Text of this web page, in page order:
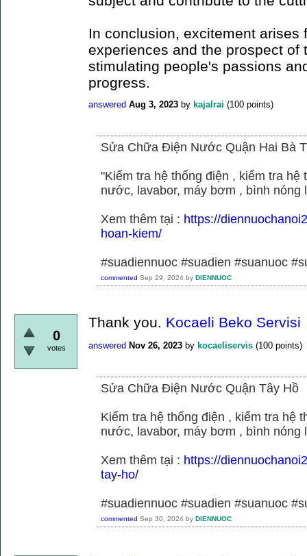
In conclusion, excitement arises
experiences and the prospect of
stimulating people's passions
progress.
answered Aug 3, 2023 by kajalrai (100 points)
Sửa Chữa Điện Nước Quận Hai Bà
"Kiểm tra hệ thống điện , kiểm tra
nước, lavabor, máy bơm , bình nóng
Xem thêm tại : https://
hoan-kiem/
#suadiennuoc #suadien #suanuoc
commented Sep 29, 2024 by DIENNUOC
0
votes
Thank you. Kocaeli Beko Servisi
answered Nov 26, 2023 by kocaeliservis (100 points)
Sửa Chữa Điện Nước Quận Tây Hồ
Kiểm tra hệ thống điện , kiểm tra hệ
nước, lavabor, máy bơm , bình nóng
Xem thêm tại : https://
tay-ho/
#suadiennuoc #suadien #suanuoc
commented Sep 30, 2024 by DIENNUOC